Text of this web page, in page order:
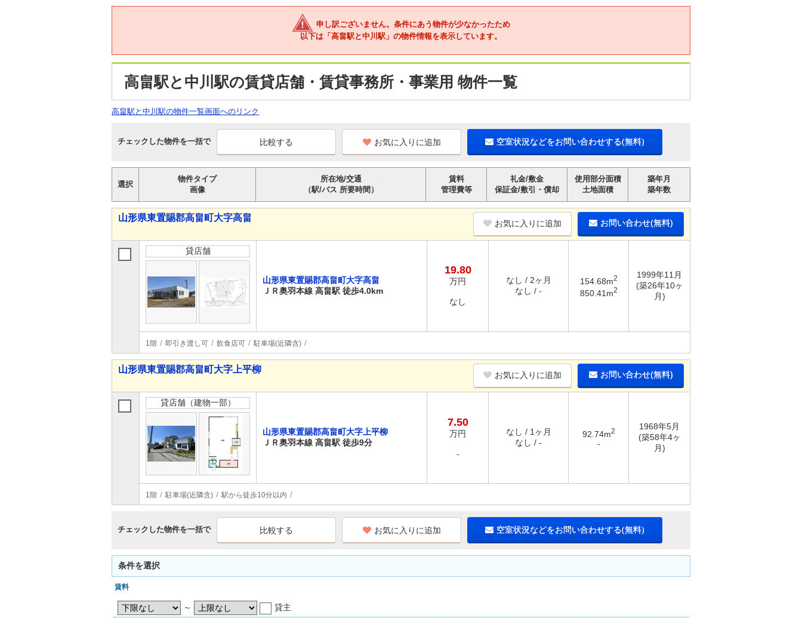
申し訳ございません。条件にあう物件が少なかったため
以下は「高畠駅と中川駅」の物件情報を表示しています。
高畠駅と中川駅の賃貸店舗・賃貸事務所・事業用 物件一覧
高畠駅と中川駅の物件一覧画面へのリンク
チェックした物件を一括で お気に入りに追加 空室状況などをお問い合わせする(無料)
選択
物件タイプ
画像
所在地/交通
（駅/バス 所要時間）
賃料
管理費等
礼金/敷金
保証金/敷引・償却
使用部分面積
土地面積
築年月
築年数
山形県東置賜郡高畠町大字高畠
お気に入りに追加 お問い合わせ(無料)
貸店舗
山形県東置賜郡高畠町大字高畠
ＪＲ奥羽本線 高畠駅 徒歩4.0km
19.80
万円
なし
なし / 2ヶ月
なし / -
154.68m2
850.41m2
1999年11月
(築26年10ヶ
月)
1階 即引き渡し可 飲食店可 駐車場(近隣含)
山形県東置賜郡高畠町大字上平柳
お気に入りに追加 お問い合わせ(無料)
貸店舗（建物一部）
山形県東置賜郡高畠町大字上平柳
ＪＲ奥羽本線 高畠駅 徒歩9分
7.50
万円
-
なし / 1ヶ月
なし / -
92.74m2
-
1968年5月
(築58年4ヶ
月)
1階 駐車場(近隣含) 駅から徒歩10分以内
チェックした物件を一括で お気に入りに追加 空室状況などをお問い合わせする(無料)
条件を選択
賃料
～ 貸主